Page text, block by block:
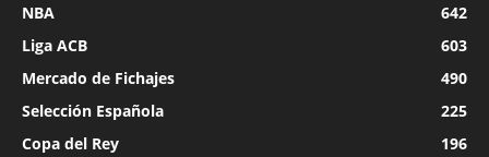
NBA
642
Liga ACB
603
Mercado de Fichajes
490
Selección Española
225
Copa del Rey
196